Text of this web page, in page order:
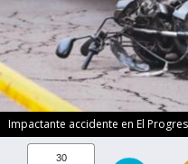
Impactante accidente en El
30